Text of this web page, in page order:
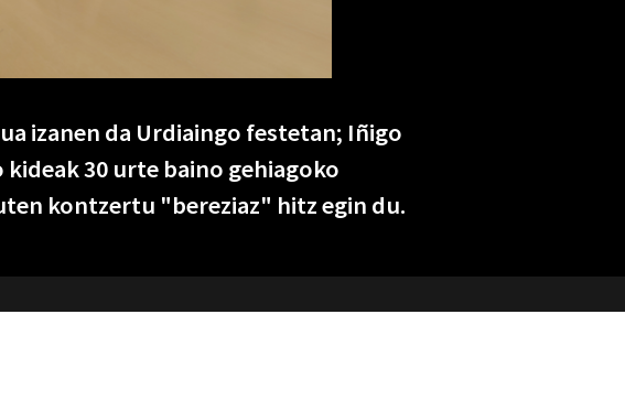
izanen da Urdiaingo festetan; Iñigo
30 urte baino gehiagoko
kontzertu "bereziaz" hitz egin du.